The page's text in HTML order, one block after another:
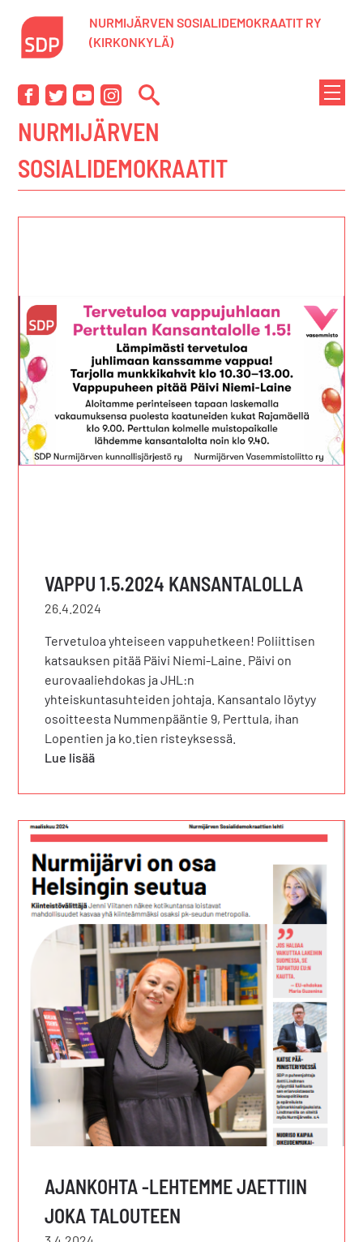
Siirry
sisältöön
NURMIJÄRVEN SOSIALIDEMOKRAATIT RY
(KIRKONKYLÄ)
NÄYTÄ
NURMIJÄRVEN
SOSIALIDEMOKRAATIT
VAPPU 1.5.2024 KANSANTALOLLA
26.4.2024
Tervetuloa yhteiseen vappuhetkeen! Poliittisen
katsauksen pitää Päivi Niemi-Laine. Päivi on
eurovaaliehdokas ja JHL:n
yhteiskuntasuhteiden johtaja. Kansantalo löytyy
osoitteesta Nummenpääntie 9, Perttula, ihan
Lopentien ja ko.tien risteyksessä.
Lue lisää
AJANKOHTA -LEHTEMME JAETTIIN
JOKA TALOUTEEN